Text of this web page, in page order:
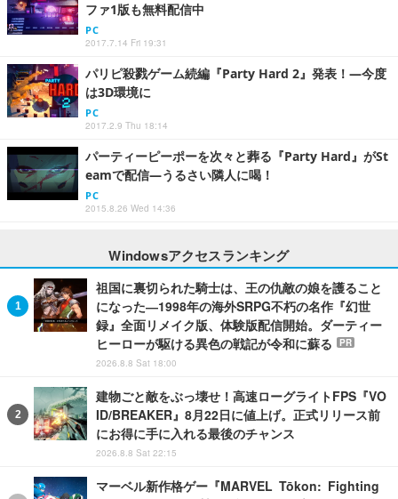
ファ1版も無料配信中
PC
2017.7.14 Fri 19:31
パリピ殺戮ゲーム続編『Party Hard 2』発表！―今度
は3D環境に
PC
2017.2.9 Thu 18:14
パーティーピーポーを次々と葬る『Party Hard』がSt
eamで配信―うるさい隣人に喝！
PC
2015.8.26 Wed 14:36
Windowsアクセスランキング
祖国に裏切られた騎士は、王の仇敵の娘を護ること
になった―1998年の海外SRPG不朽の名作『幻世
録』全面リメイク版、体験版配信開始。ダーティー
ヒーローが駆ける異色の戦記が令和に蘇る
PR
2026.8.8 Sat 18:00
建物ごと敵をぶっ壊せ！高速ローグライトFPS『VO
ID/BREAKER』8月22日に値上げ。正式リリース前
にお得に手に入れる最後のチャンス
2026.8.8 Sat 22:15
マーベル新作格ゲー『MARVEL Tōkon: Fighting